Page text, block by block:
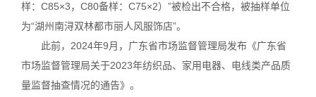
样：C85×3，C80备样：C75×2）”被检出不合格，被抽样单位
为“湖州南浔双林都市丽人风服饰店”。
此前，2024年9月，广东省市场监督管理局发布《广东省
市场监督管理局关于2023年纺织品、家用电器、电线类产品质
量监督抽查情况的通告》。